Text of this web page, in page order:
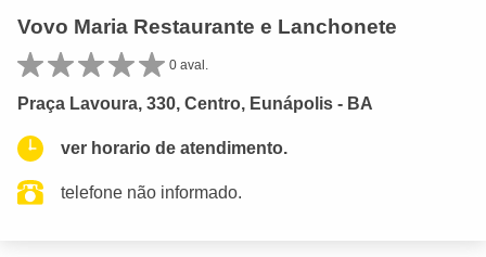
Vovo Maria Restaurante e Lanchonete
0 aval.
Praça Lavoura, 330, Centro, Eunápolis - BA
ver horario de atendimento.
telefone não informado.